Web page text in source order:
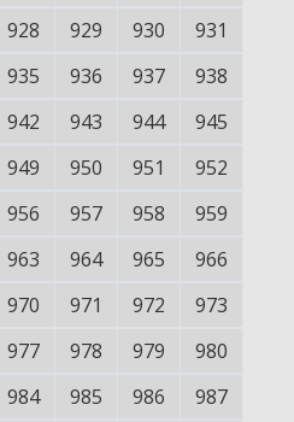
928 929 930
931
935 936 937
938
942 943 944
945
949 950 951
952
956 957 958
959
963 964 965
966
970 971 972
973
977 978 979
980
984 985 986
987